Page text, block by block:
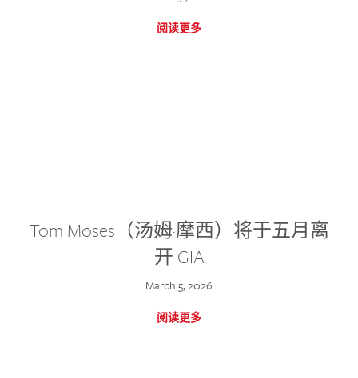
阅读更多
Tom Moses（汤姆·摩西）将于五月离
开 GIA
March 5, 2026
阅读更多